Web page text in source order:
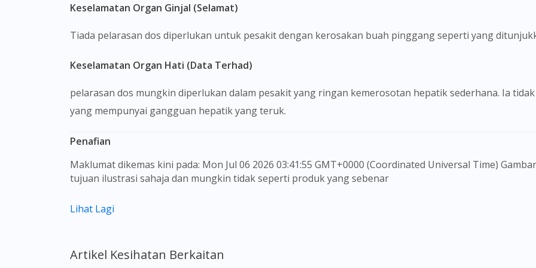
Keselamatan Organ Ginjal (Selamat)
Tiada pelarasan dos diperlukan untuk pesakit dengan kerosakan buah pinggang seperti yang
Keselamatan Organ Hati (Data Terhad)
pelarasan dos mungkin diperlukan dalam pesakit yang ringan kemerosotan hepatik sederhana. Ia
yang mempunyai gangguan hepatik yang teruk.
Penafian
Maklumat dikemas kini pada: Mon Jul 06 2026 03:41:55 GMT+0000 (Coordinated Universal Time) Gambar barangan yang ditunjukkan hanya untuk
tujuan ilustrasi sahaja dan mungkin tidak seperti produk yang sebenar
Kandungan laman web ini adalah bertujuan untuk memberi maklumat sahaja, bagi kegunaan para
untuk membuat diagnosis atau rawatan sendiri. Pesakit haruslah sentiasa mendapatkan nasihat
sebelum mengambil atau menggunakan sebarang ubat-ubatan. Isi kandungan laman web ini adalah
Lihat Lagi
Artikel Kesihatan Berkaitan